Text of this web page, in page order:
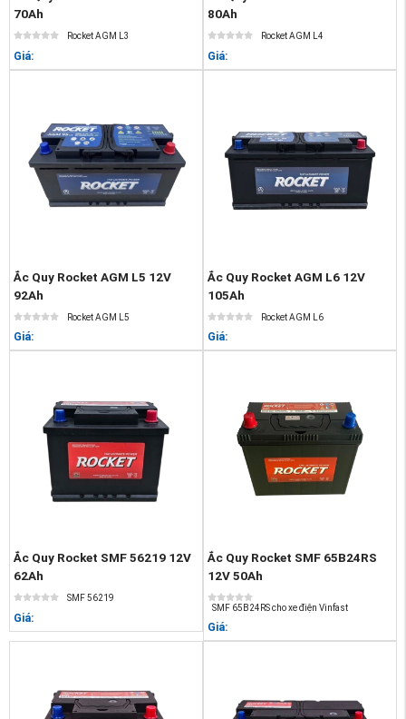
70Ah
Rocket AGM L3
Giá:
80Ah
Rocket AGM L4
Giá:
Ắc Quy Rocket AGM L5 12V
92Ah
Rocket AGM L5
Giá:
Ắc Quy Rocket AGM L6 12V
105Ah
Rocket AGM L6
Giá:
Ắc Quy Rocket SMF 56219 12V
62Ah
SMF 56219
Giá:
Ắc Quy Rocket SMF 65B24RS
12V 50Ah
SMF 65B24RS cho xe điện Vinfast
Giá: